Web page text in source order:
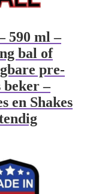
590 ml –
bal of
pre-
–
en Shakes